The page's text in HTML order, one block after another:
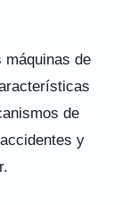
máquinas de
de
y